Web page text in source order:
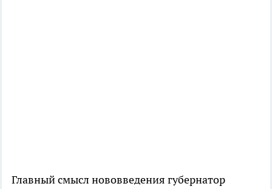
Главный смысл нововведения губернатор